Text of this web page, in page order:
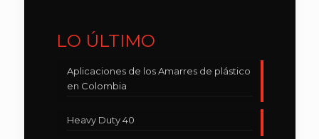
LO ÚLTIMO
Aplicaciones de los Amarres de plástico
en Colombia
Heavy Duty 40